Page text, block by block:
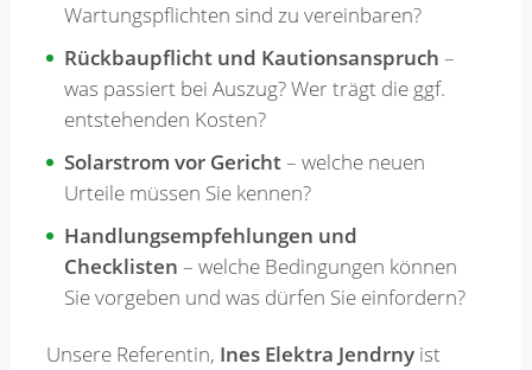
Wartungspflichten sind zu vereinbaren?
Rückbaupflicht und Kautionsanspruch –
was passiert bei Auszug? Wer trägt die ggf.
entstehenden Kosten?
Solarstrom vor Gericht– welche neuen
Urteile müssen Sie kennen?
Handlungsempfehlungen und
Checklisten – welche Bedingungen können
Sie vorgeben und was dürfen Sie einfordern?
Unsere Referentin, Ines Elektra Jendrnyist